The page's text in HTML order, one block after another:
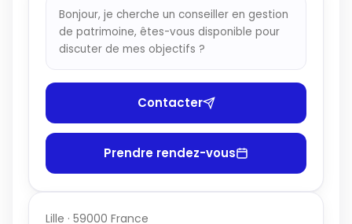
Bonjour, je cherche un conseiller en gestion
de patrimoine, êtes-vous disponible pour
discuter de mes objectifs ?
Contacter
Prendre rendez-vous
Lille · 59000 France